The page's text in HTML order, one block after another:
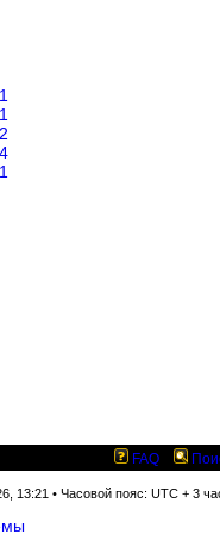
FAQ
13:21 • Часовой пояс: UTC + 3